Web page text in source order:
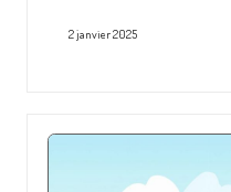
2 janvier 2025